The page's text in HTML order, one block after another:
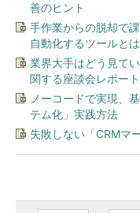
善のヒント
手作業からの脱却で
自動化するツールとは
業界大手はどう見て
関する座談会レポート
ノーコードで実現、
テム化」実践方法
失敗しない「CRMマ